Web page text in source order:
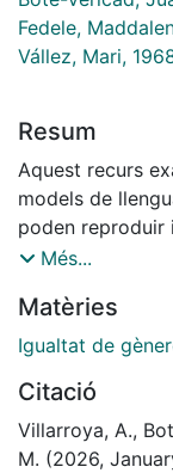
Fedele,
Vállez, Mari,
Resum
Aquest recurs
models de
poden reproduir
existents.
paper dels
transparència i
Més...
Matèries
Igualtat de
Citació
Villarroya, A.,
M. (2026,